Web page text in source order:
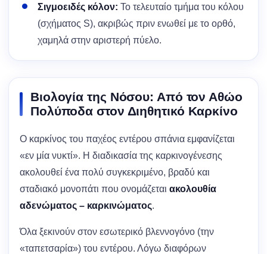
Σιγμοειδές κόλον: Το τελευταίο τμήμα του κόλου
(σχήματος S), ακριβώς πριν ενωθεί με το ορθό,
χαμηλά στην αριστερή πύελο.
Βιολογία της Νόσου: Από τον Αθώο
Πολύποδα στον Διηθητικό Καρκίνο
Ο καρκίνος του παχέος εντέρου σπάνια εμφανίζεται
«εν μία νυκτί». Η διαδικασία της καρκινογένεσης
ακολουθεί ένα πολύ συγκεκριμένο, βραδύ και
σταδιακό μονοπάτι που ονομάζεται ακολουθία
αδενώματος – καρκινώματος.
Όλα ξεκινούν στον εσωτερικό βλεννογόνο (την
«ταπετσαρία») του εντέρου. Λόγω διαφόρων